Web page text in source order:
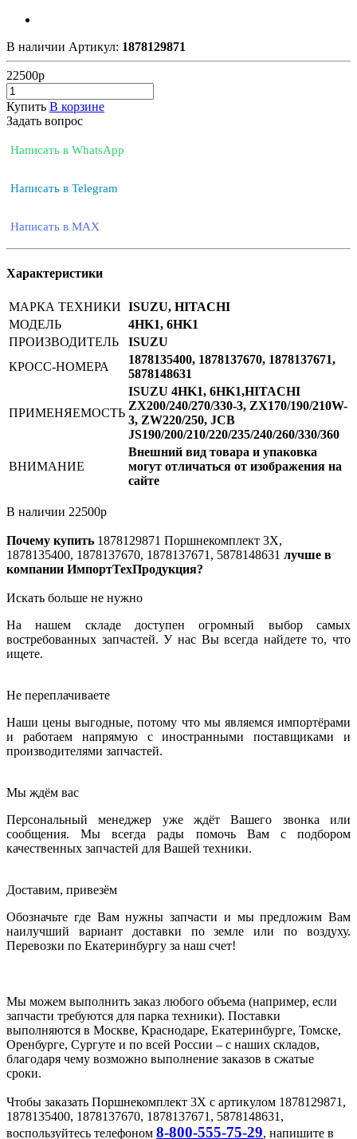
В наличии Артикул: 1878129871
22500р
Купить В корзине
Задать вопрос
Написать в WhatsApp
Написать в Telegram
Написать в MAX
Характеристики
МАРКА ТЕХНИКИ ISUZU, HITACHI
МОДЕЛЬ
4HK1, 6HK1
ПРОИЗВОДИТЕЛЬ
ISUZU
КРОСС-НОМЕРА
1878135400, 1878137670, 1878137671,
5878148631
ПРИМЕНЯЕМОСТЬ
ISUZU 4HK1, 6HK1,HITACHI
ZX200/240/270/330-3, ZX170/190/210W-
3, ZW220/250, JCB
JS190/200/210/220/235/240/260/330/360
ВНИМАНИЕ
Внешний вид товара и упаковка
могут отличаться от изображения на
сайте
В наличии 22500р
Почему купить 1878129871 Поршнекомплект 3X,
1878135400, 1878137670, 1878137671, 5878148631 лучше в
компании ИмпортТехПродукция?
Искать больше не нужно
На нашем складе доступен огромный выбор самых
востребованных запчастей. У нас Вы всегда найдете то, что
ищете.
Не переплачиваете
Наши цены выгодные, потому что мы являемся импортёрами
и работаем напрямую с иностранными поставщиками и
производителями запчастей.
Мы ждём вас
Персональный менеджер уже ждёт Вашего звонка или
сообщения. Мы всегда рады помочь Вам с подбором
качественных запчастей для Вашей техники.
Доставим, привезём
Обозначьте где Вам нужны запчасти и мы предложим Вам
наилучший вариант доставки по земле или по воздуху.
Перевозки по Екатеринбургу за наш счет!
Мы можем выполнить заказ любого объема (например, если
запчасти требуются для парка техники). Поставки
выполняются в Москве, Краснодаре, Екатеринбурге, Томске,
Оренбурге, Сургуте и по всей России – с наших складов,
благодаря чему возможно выполнение заказов в сжатые
сроки.
Чтобы заказать Поршнекомплект 3X с артикулом 1878129871,
1878135400, 1878137670, 1878137671, 5878148631,
воспользуйтесь телефоном 8-800-555-75-29, напишите в